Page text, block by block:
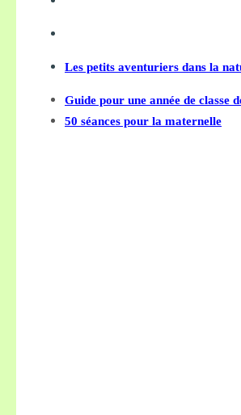
Les petits aventuriers dans la
Guide pour une année de classe
50 séances pour la maternelle